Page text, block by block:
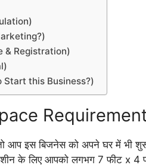
& Registration)
Start this Business?)
आप इस बिजनेस को अपने घर में भी
के लिए आपको लगभग 7 फीट x 4